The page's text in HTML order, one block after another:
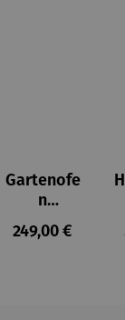
Gartenofe
n
Delaware
Regulärer
249,00 €